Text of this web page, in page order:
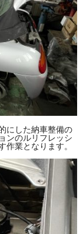
にした納車整備の
ンのルリフレッシ
作業となります。